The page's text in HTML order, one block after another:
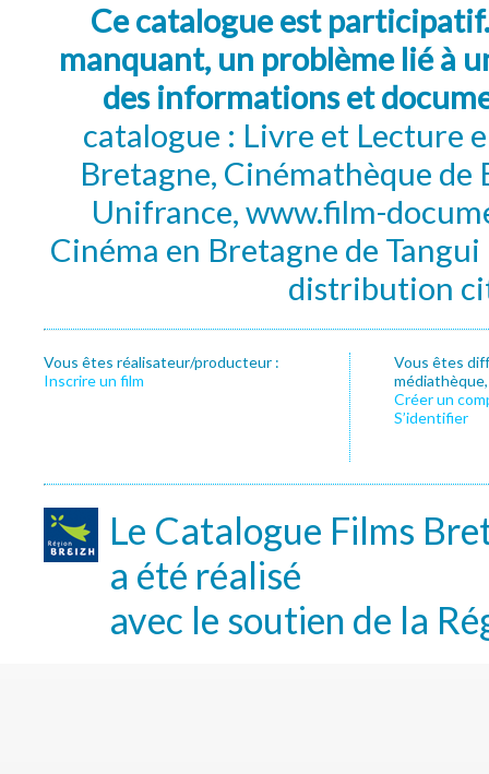
Ce catalogue est
manquant, un problème lié à
des informations et
catalogue : Livre et Lecture
Bretagne, Cinémathèque de
Unifrance, www.film-
Cinéma en Bretagne de
distribution
Vous êtes réalisateur/producteur :
Inscrire un film
Vous êtes
Créer un
S’identifier
Le Catalogue Films
a été réalisé
avec le soutien de la